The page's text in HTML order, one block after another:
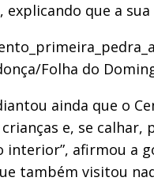
explicando que a
Folha do
ainda que o
crianças e, se
afirmou a
também visitou